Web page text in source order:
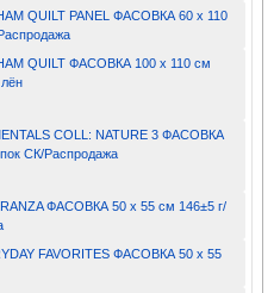
QUILT PANEL ФАСОВКА 60 x 110
QUILT ФАСОВКА 100 x 110 см
COLL: NATURE 3 ФАСОВКА
СК/Распродажа
ФАСОВКА 50 x 55 см 146±5 г/
FAVORITES ФАСОВКА 50 x 55